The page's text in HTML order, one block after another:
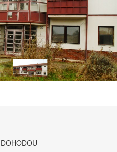
DOHODOU